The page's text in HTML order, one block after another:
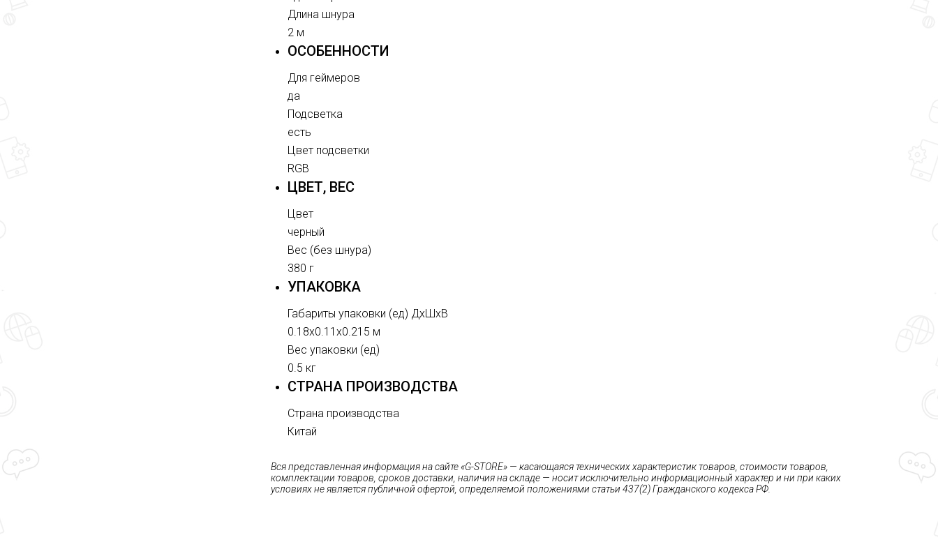
Длина шнура
2 м
ОСОБЕННОСТИ
Для геймеров
да
Подсветка
есть
Цвет подсветки
RGB
ЦВЕТ, ВЕС
Цвет
черный
Вес (без шнура)
380 г
УПАКОВКА
Габариты упаковки (ед) ДхШхВ
0.18x0.11x0.215 м
Вес упаковки (ед)
0.5 кг
СТРАНА ПРОИЗВОДСТВА
Страна производства
Китай
Вся представленная информация на сайте «G-STORE» — касающаяся технических характеристик товаров, стоимости товаров,
комплектации товаров, сроков доставки, наличия на складе — носит исключительно информационный характер и ни при каких
условиях не является публичной офертой, определяемой положениями статьи 437(2) Гражданского кодекса РФ.